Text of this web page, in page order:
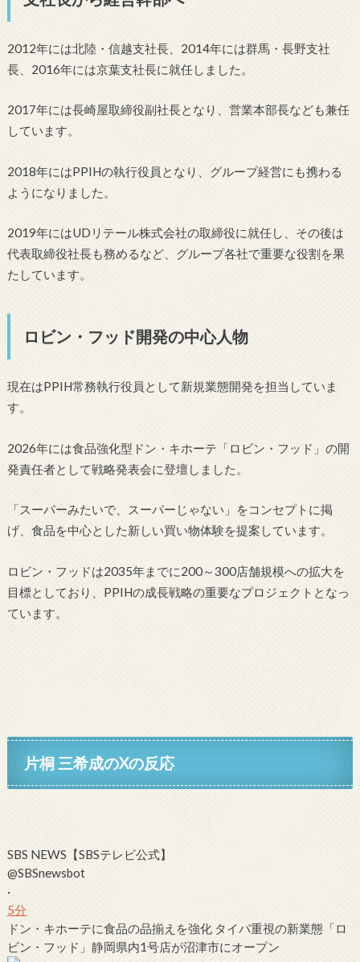
2012年には北陸・信越支社長、2014年には群馬・長野支社
長、2016年には京葉支社長に就任しました。
2017年には長崎屋取締役副社長となり、営業本部長なども兼任
しています。
2018年にはPPIHの執行役員となり、グループ経営にも携わる
ようになりました。
2019年にはUDリテール株式会社の取締役に就任し、その後は
代表取締役社長も務めるなど、グループ各社で重要な役割を果
たしています。
ロビン・フッド開発の中心人物
現在はPPIH常務執行役員として新規業態開発を担当していま
す。
2026年には食品強化型ドン・キホーテ「ロビン・フッド」の開
発責任者として戦略発表会に登壇しました。
「スーパーみたいで、スーパーじゃない」をコンセプトに掲
げ、食品を中心とした新しい買い物体験を提案しています。
ロビン・フッドは2035年までに200～300店舗規模への拡大を
目標としており、PPIHの成長戦略の重要なプロジェクトとなっ
ています。
片桐 三希成のXの反応
SBS NEWS【SBSテレビ公式】
@SBSnewsbot
·
5分
ドン・キホーテに食品の品揃えを強化 タイパ重視の新業態「ロ
ビン・フッド 」静岡県内1号店が沼津市にオープン